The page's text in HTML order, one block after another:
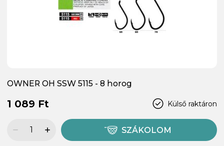
OWNER OH SSW 5115 - 8 horog
Külső raktáron
1 089 Ft
SZÁKOLOM